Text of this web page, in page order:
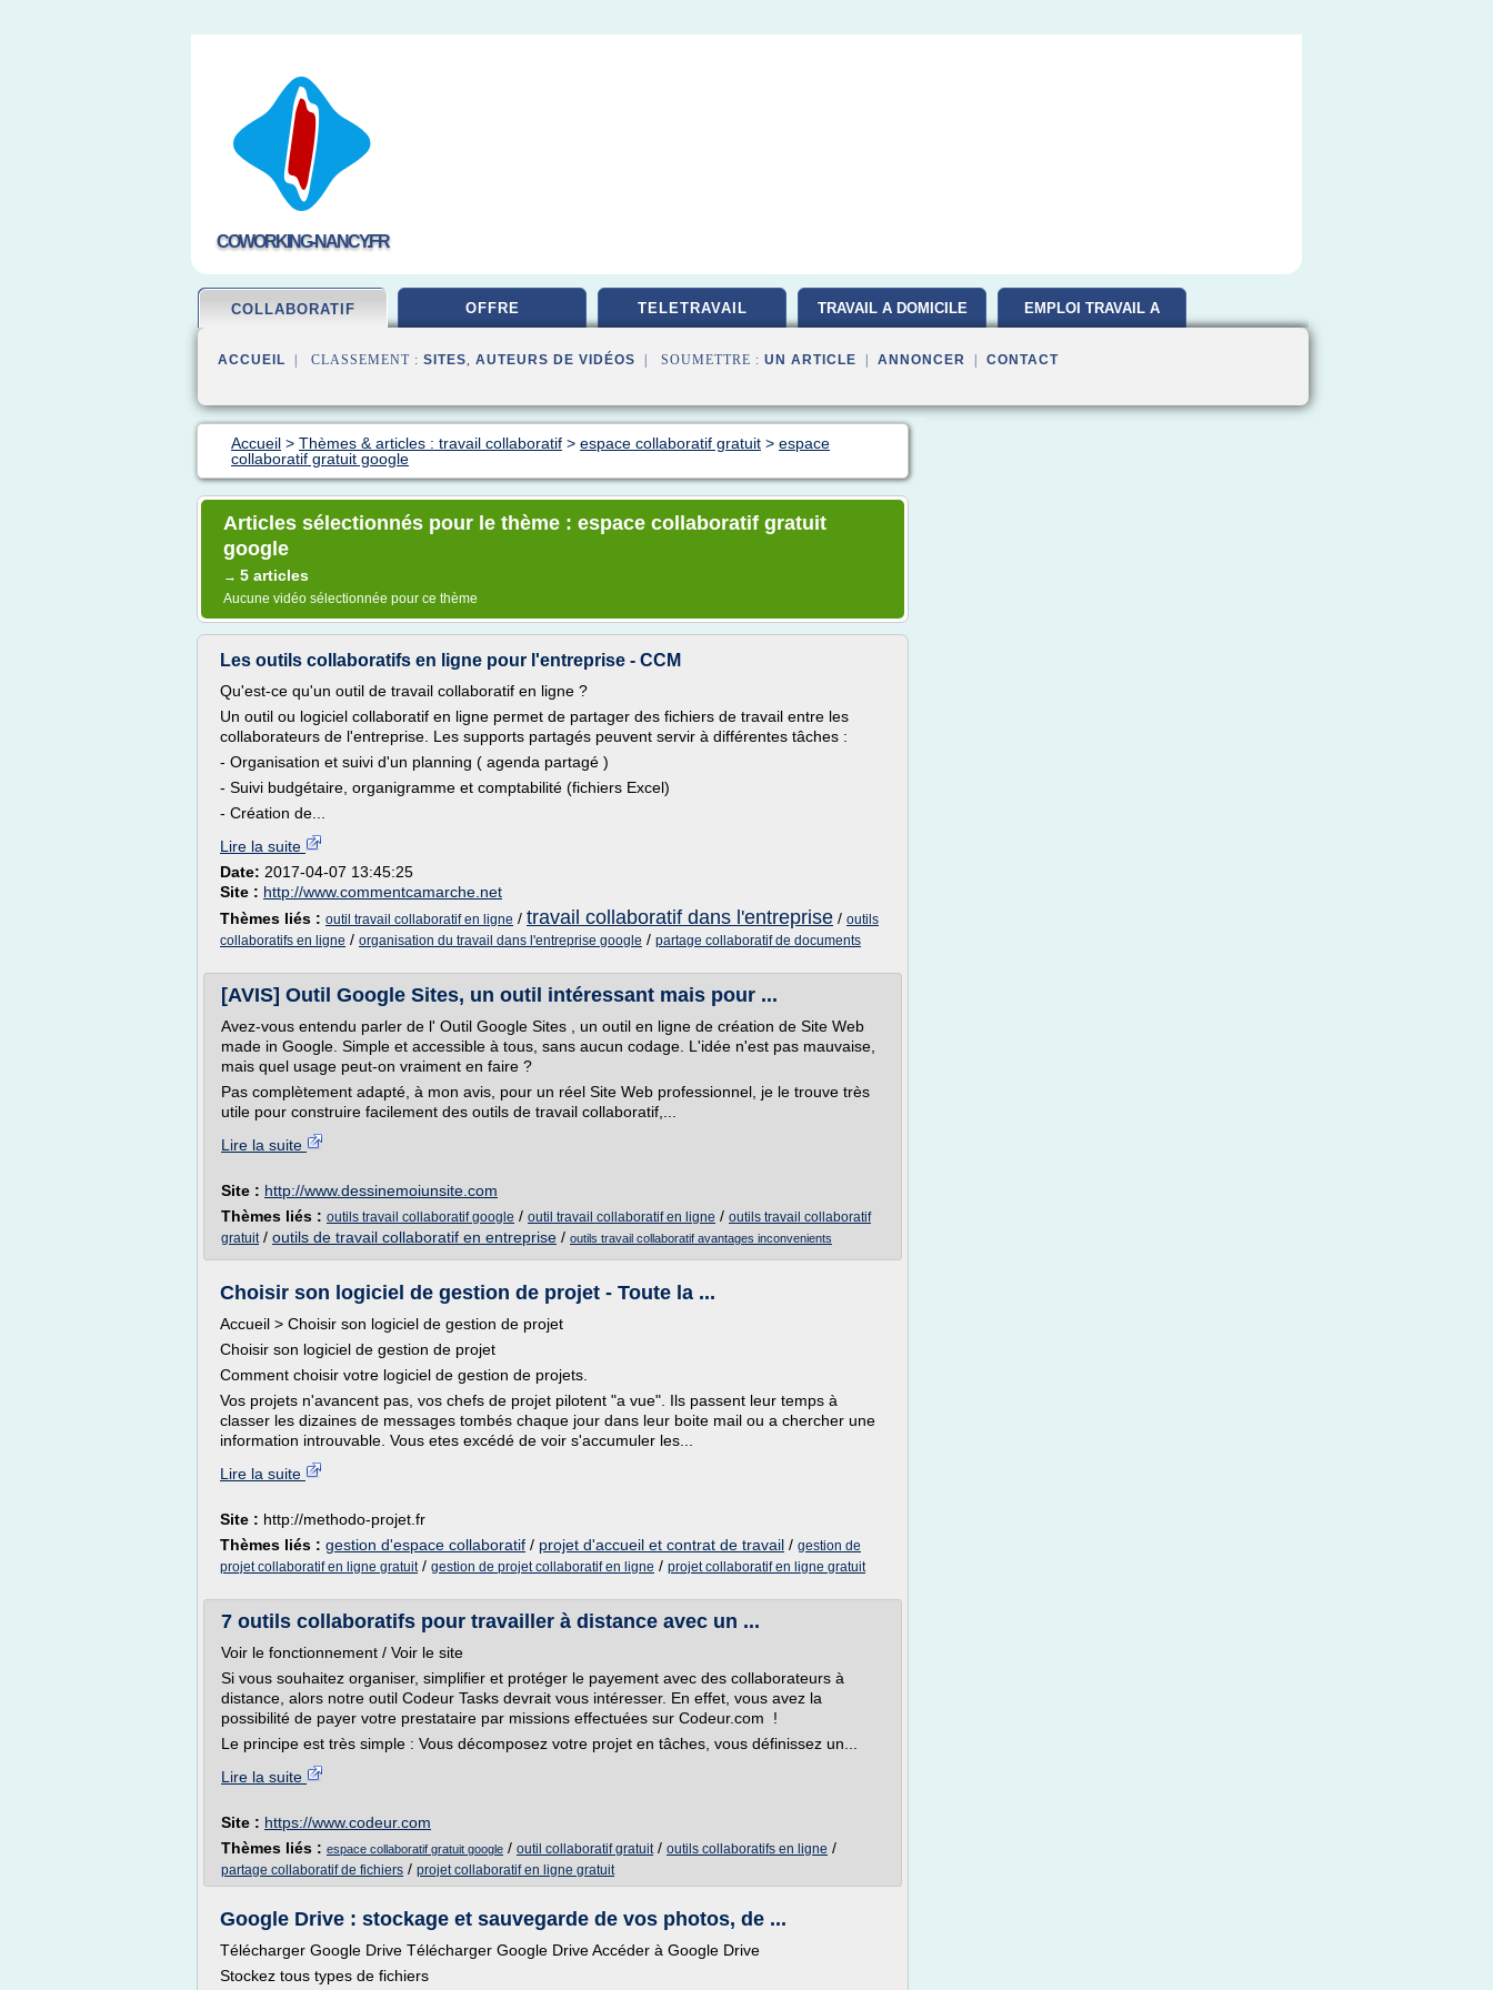
COWORKING-NANCY.FR
COLLABORATIF OFFRE TELETRAVAIL TRAVAIL A DOMICILE EMPLOI TRAVAIL A
ACCUEIL | CLASSEMENT : SITES, AUTEURS DE VIDÉOS | SOUMETTRE : UN ARTICLE ANNONCER CONTACT
Accueil > Thèmes & articles : travail collaboratif > espace collaboratif gratuit > espace
collaboratif gratuit google
Articles sélectionnés pour le thème : espace collaboratif gratuit
google
→ 5 articles
Aucune vidéo sélectionnée pour ce thème
Les outils collaboratifs en ligne pour l'entreprise - CCM
Qu'est-ce qu'un outil de travail collaboratif en ligne ?
Un outil ou logiciel collaboratif en ligne permet de partager des fichiers de travail entre les
collaborateurs de l'entreprise. Les supports partagés peuvent servir à différentes tâches :
- Organisation et suivi d'un planning ( agenda partagé )
- Suivi budgétaire, organigramme et comptabilité (fichiers Excel)
- Création de...
Lire la suite
Date: 2017-04-07 13:45:25
Site : http://www.commentcamarche.net
Thèmes liés : outil travail collaboratif en ligne / travail collaboratif dans l'entreprise / outils
collaboratifs en ligne / organisation du travail dans l'entreprise google / partage collaboratif de documents
[AVIS] Outil Google Sites, un outil intéressant mais pour ...
Avez-vous entendu parler de l' Outil Google Sites , un outil en ligne de création de Site Web
made in Google. Simple et accessible à tous, sans aucun codage. L'idée n'est pas mauvaise,
mais quel usage peut-on vraiment en faire ?
Pas complètement adapté, à mon avis, pour un réel Site Web professionnel, je le trouve très
utile pour construire facilement des outils de travail collaboratif,...
Lire la suite
Site : http://www.dessinemoiunsite.com
Thèmes liés : outils travail collaboratif google / outil travail collaboratif en ligne / outils travail collaboratif
gratuit/ outils de travail collaboratif en entreprise / outils travail collaboratif avantages inconvenients
Choisir son logiciel de gestion de projet - Toute la ...
Accueil > Choisir son logiciel de gestion de projet
Choisir son logiciel de gestion de projet
Comment choisir votre logiciel de gestion de projets.
Vos projets n'avancent pas, vos chefs de projet pilotent "a vue". Ils passent leur temps à
classer les dizaines de messages tombés chaque jour dans leur boite mail ou a chercher une
information introuvable. Vous etes excédé de voir s'accumuler les...
Lire la suite
Site : http://methodo-projet.fr
Thèmes liés : gestion d'espace collaboratif / projet d'accueil et contrat de travail / gestion de
projet collaboratif en ligne gratuit/ gestion de projet collaboratif en ligne / projet collaboratif en ligne gratuit
7 outils collaboratifs pour travailler à distance avec un ...
Voir le fonctionnement / Voir le site
Si vous souhaitez organiser, simplifier et protéger le payement avec des collaborateurs à
distance, alors notre outil Codeur Tasks devrait vous intéresser. En effet, vous avez la
possibilité de payer votre prestataire par missions effectuées sur Codeur.com !
Le principe est très simple : Vous décomposez votre projet en tâches, vous définissez un...
Lire la suite
Site : https://www.codeur.com
Thèmes liés : espace collaboratif gratuit google / outil collaboratif gratuit/ outils collaboratifs en ligne /
partage collaboratif de fichiers / projet collaboratif en ligne gratuit
Google Drive : stockage et sauvegarde de vos photos, de ...
Télécharger Google Drive Télécharger Google Drive Accéder à Google Drive
Stockez tous types de fichiers